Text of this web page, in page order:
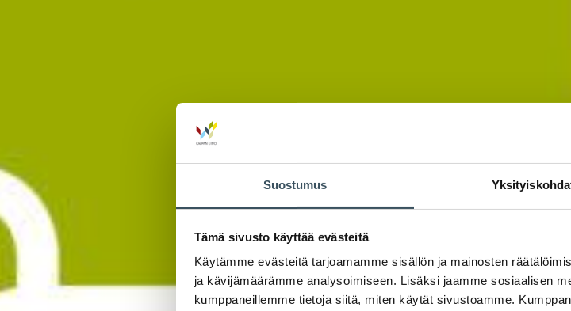
Suostumus
Tämä sivusto käyttää evästeitä
Käytämme evästeitä tarjoamamme sisällön ja mainosten
ja kävijämäärämme analysoimiseen. Lisäksi jaamme sosiaalisen
kumppaneillemme tietoja siitä, miten käytät sivustoamme.